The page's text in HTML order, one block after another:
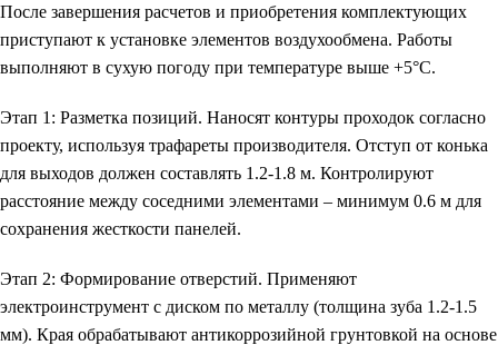
После завершения расчетов и приобретения комплектующих
приступают к установке элементов воздухообмена. Работы
выполняют в сухую погоду при температуре выше +5°C.
Этап 1: Разметка позиций. Наносят контуры проходок согласно
проекту, используя трафареты производителя. Отступ от конька
для выходов должен составлять 1.2-1.8 м. Контролируют
расстояние между соседними элементами – минимум 0.6 м для
сохранения жесткости панелей.
Этап 2: Формирование отверстий. Применяют
электроинструмент с диском по металлу (толщина зуба 1.2-1.5
мм). Края обрабатывают антикоррозийной грунтовкой на основе